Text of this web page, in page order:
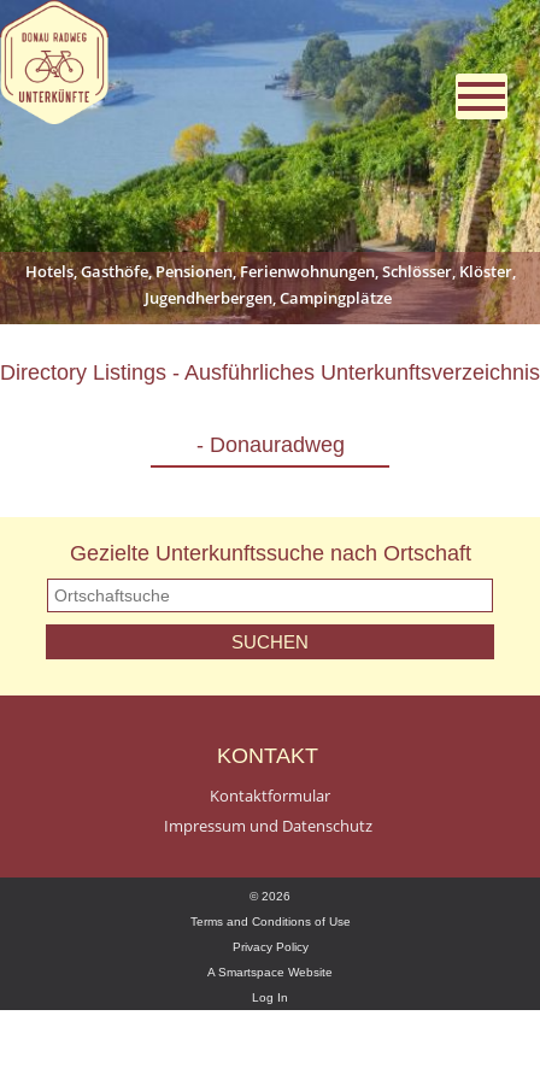
Hotels, Gasthöfe, Pensionen, Ferienwohnungen, Schlösser, Klöster,
Jugendherbergen, Campingplätze
Directory Listings - Ausführliches Unterkunftsverzeichnis
- Donauradweg
Gezielte Unterkunftssuche nach Ortschaft
KONTAKT
Kontaktformular
Impressum und Datenschutz
© 2026
Terms and Conditions of Use
Privacy Policy
A Smartspace Website
Log In